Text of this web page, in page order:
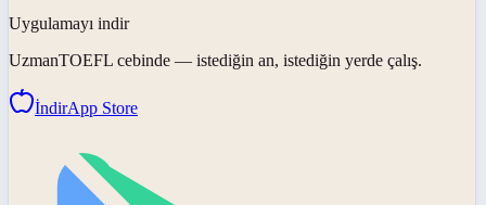
Uygulamayı indir
UzmanTOEFL cebinde — istediğin an, istediğin yerde çalış.
İndirApp Store